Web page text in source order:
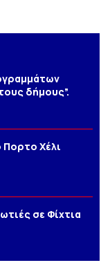
δήμους”.
Πορτο Xέλι
σε Φίχτια